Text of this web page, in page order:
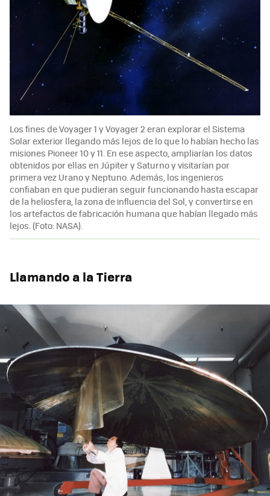
Los fines de Voyager 1 y Voyager 2 eran explorar el Sistema
Solar exterior llegando más lejos de lo que lo habían hecho las
misiones Pioneer 10 y 11. En ese aspecto, ampliarían los datos
obtenidos por ellas en Júpiter y Saturno y visitarían por
primera vez Urano y Neptuno. Además, los ingenieros
confiaban en que pudieran seguir funcionando hasta escapar
de la heliosfera, la zona de influencia del Sol, y convertirse en
los artefactos de fabricación humana que habían llegado más
lejos. (Foto: NASA).
Llamando a la Tierra